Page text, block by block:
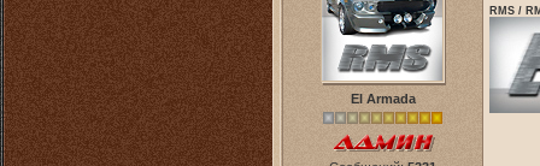
El Armada
RMS /